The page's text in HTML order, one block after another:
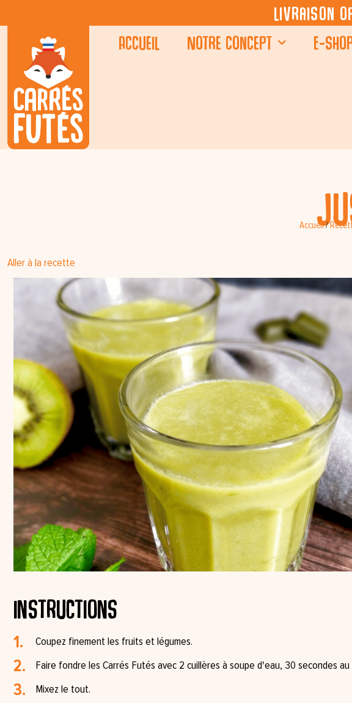
Livraison
Accueil
Notre concept E-
Accueil/
Aller à la recette
Instructions
Coupez finement les fruits et légumes⁠.
Faire fondre les Carrés Futés avec 2 cuillères à soupe d'eau, 30 secondes au
Mixez le tout.